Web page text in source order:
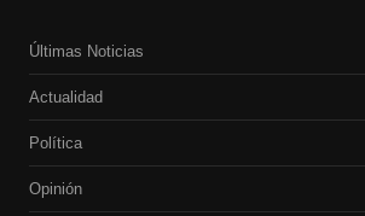
Últimas Noticias
Actualidad
Política
Opinión